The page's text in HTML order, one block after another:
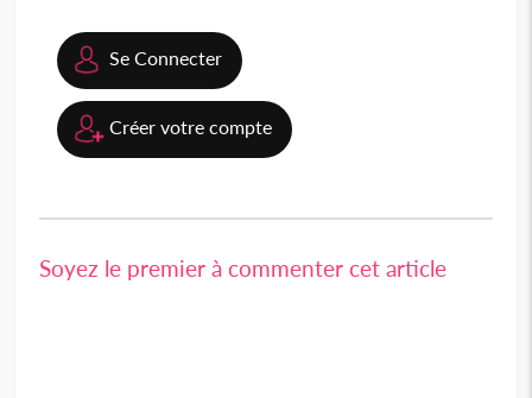
Se Connecter
Créer votre compte
Soyez le premier à commenter cet article